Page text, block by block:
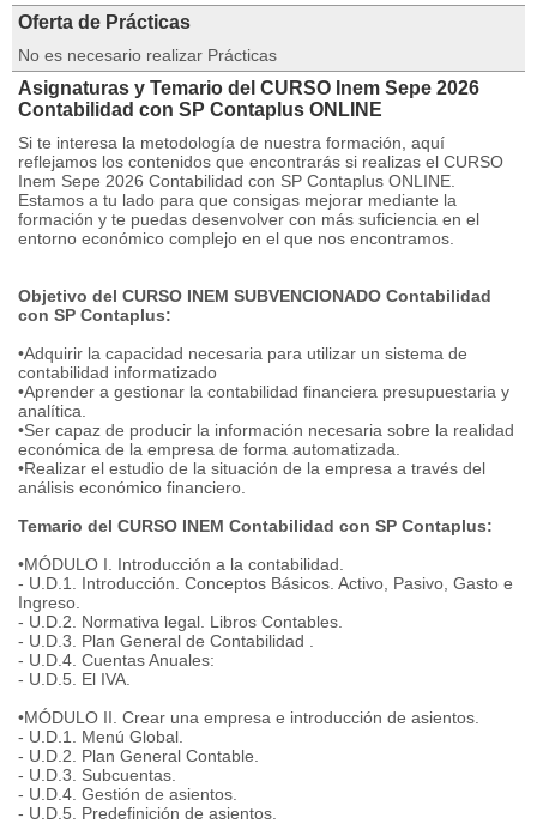
Oferta de Prácticas
No es necesario realizar Prácticas
Asignaturas y Temario del CURSO Inem Sepe 2026
Contabilidad con SP Contaplus ONLINE
Si te interesa la metodología de nuestra formación, aquí
reflejamos los contenidos que encontrarás si realizas el CURSO
Inem Sepe 2026 Contabilidad con SP Contaplus ONLINE.
Estamos a tu lado para que consigas mejorar mediante la
formación y te puedas desenvolver con más suficiencia en el
entorno económico complejo en el que nos encontramos.
Objetivo del CURSO INEM SUBVENCIONADO Contabilidad
con SP Contaplus:
•Adquirir la capacidad necesaria para utilizar un sistema de
contabilidad informatizado
•Aprender a gestionar la contabilidad financiera presupuestaria y
analítica.
•Ser capaz de producir la información necesaria sobre la realidad
económica de la empresa de forma automatizada.
•Realizar el estudio de la situación de la empresa a través del
análisis económico financiero.
Temario del CURSO INEM Contabilidad con SP Contaplus:
•MÓDULO I. Introducción a la contabilidad.
- U.D.1. Introducción. Conceptos Básicos. Activo, Pasivo, Gasto e
Ingreso.
- U.D.2. Normativa legal. Libros Contables.
- U.D.3. Plan General de Contabilidad .
- U.D.4. Cuentas Anuales:
- U.D.5. El IVA.
•MÓDULO II. Crear una empresa e introducción de asientos.
- U.D.1. Menú Global.
- U.D.2. Plan General Contable.
- U.D.3. Subcuentas.
- U.D.4. Gestión de asientos.
- U.D.5. Predefinición de asientos.